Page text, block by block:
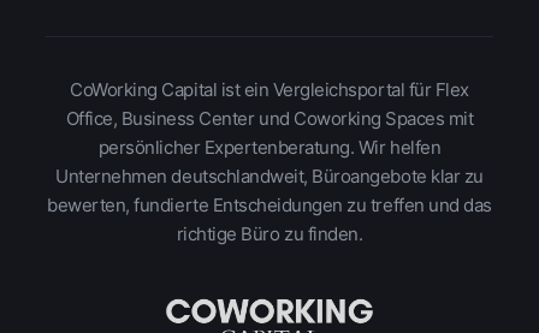
CoWorking Capital ist ein Vergleichsportal für Flex
Office, Business Center und Coworking Spaces mit
persönlicher Expertenberatung. Wir helfen
Unternehmen deutschlandweit, Büroangebote klar zu
bewerten, fundierte Entscheidungen zu treffen und das
richtige Büro zu finden.